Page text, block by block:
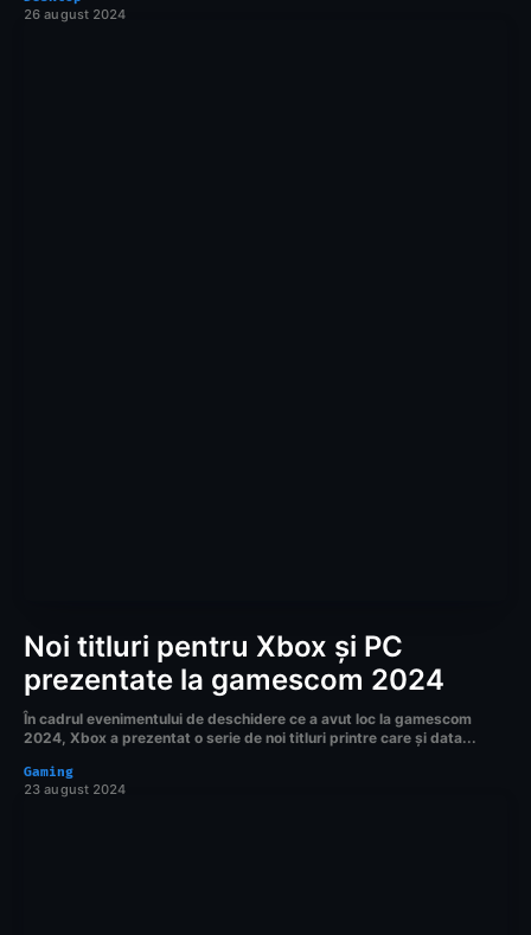
26 august 2024
Noi titluri pentru Xbox și PC
prezentate la gamescom 2024
În cadrul evenimentului de deschidere ce a avut loc la gamescom
2024, Xbox a prezentat o serie de noi titluri printre care și data...
Gaming
23 august 2024